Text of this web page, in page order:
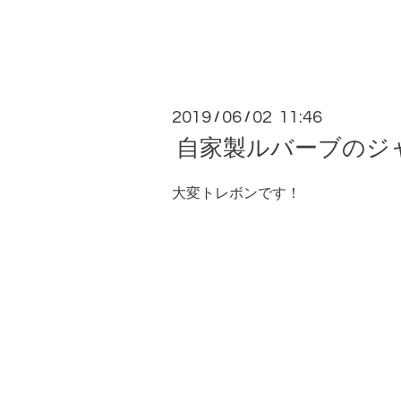
2019 / 06 / 02 11:46
自家製ルバーブのジ
大変トレボンです！